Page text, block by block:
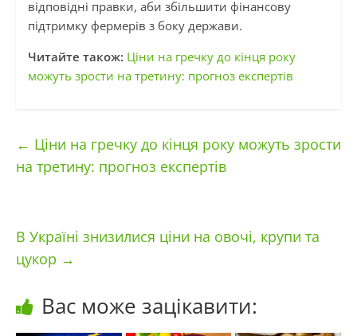
відповідні правки, аби збільшити фінансову
підтримку фермерів з боку держави.
Читайте також: Ціни на гречку до кінця року
можуть зрости на третину: прогноз експертів
← Ціни на гречку до кінця року можуть зрости
на третину: прогноз експертів
В Україні знизилися ціни на овочі, крупи та
цукор →
Вас може зацікавити: